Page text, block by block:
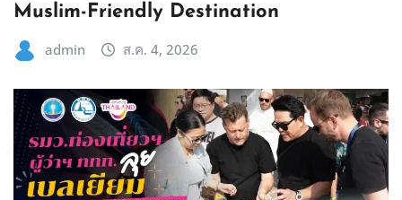
Muslim-Friendly Destination
admin ส.ค. 4, 2026